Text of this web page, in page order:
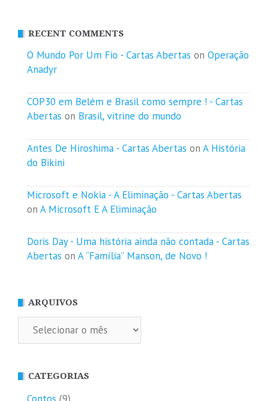
RECENT COMMENTS
O Mundo Por Um Fio - Cartas Abertas on Operação
Anadyr
COP30 em Belém e Brasil como sempre ! - Cartas
Abertas on Brasil, vitrine do mundo
Antes De Hiroshima - Cartas Abertas on A História
do Bikini
Microsoft e Nokia - A Eliminação - Cartas Abertas
on A Microsoft E A Eliminação
Doris Day - Uma história ainda não contada - Cartas
Abertas on A “Família” Manson, de Novo !
ARQUIVOS
Arquivos
CATEGORIAS
Contos (9)